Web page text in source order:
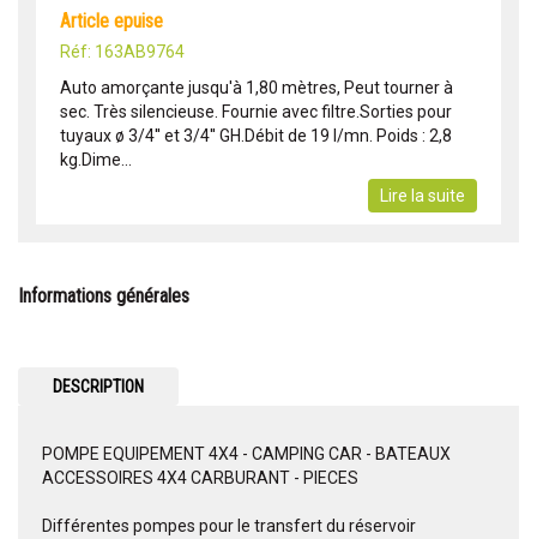
article epuise
Réf: 163AB9764
Auto amorçante jusqu'à 1,80 mètres, Peut tourner à
sec. Très silencieuse. Fournie avec filtre.Sorties pour
tuyaux ø 3/4'' et 3/4'' GH.Débit de 19 l/mn. Poids : 2,8
kg.Dime...
Lire la suite
Informations générales
DESCRIPTION
POMPE EQUIPEMENT 4X4 - CAMPING CAR - BATEAUX
ACCESSOIRES 4X4 CARBURANT - PIECES
Différentes pompes pour le transfert du réservoir